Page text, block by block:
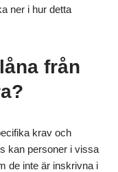
ner i hur detta
från
krav och
kan personer i vissa
de inte är inskrivna i